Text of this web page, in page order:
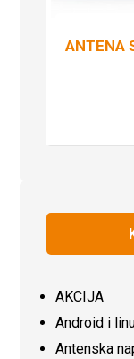
ANTENA
AKCIJA
Android i
Antenska